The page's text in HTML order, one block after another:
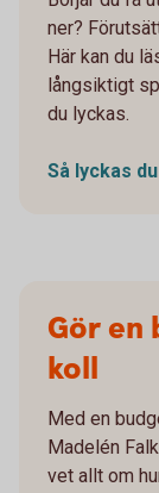
ner?
Här kan du
långsiktigt
du lyckas.
Så lyckas du
Gör en
koll
Med en
Madelén
vet allt om